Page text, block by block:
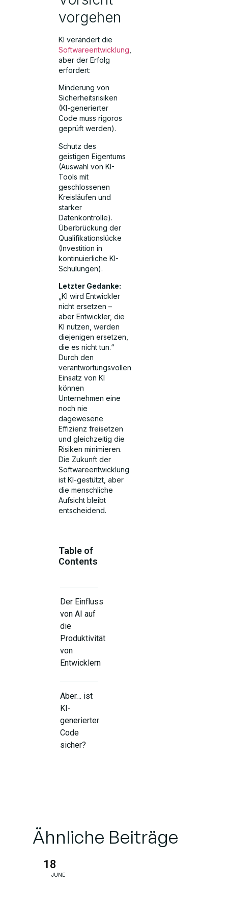
vorgehen
KI verändert die
Softwareentwicklung
aber der Erfolg
erfordert:
Minderung von
Sicherheitsrisiken
(KI-generierter
Code muss rigoros
geprüft werden).
Schutz des
geistigen Eigentums
(Auswahl von KI-
Tools mit
geschlossenen
Kreisläufen und
starker
Datenkontrolle).
Überbrückung der
Qualifikationslücke
(Investition in
kontinuierliche KI-
Schulungen).
Letzter Gedanke:
„KI wird Entwickler
nicht ersetzen –
aber Entwickler, die
KI nutzen, werden
diejenigen ersetzen,
die es nicht tun.“
Durch den
verantwortungsvollen
Einsatz von KI
können
Unternehmen eine
noch nie
dagewesene
Effizienz freisetzen
und gleichzeitig die
Risiken minimieren.
Die Zukunft der
Softwareentwicklung
ist KI-gestützt, aber
die menschliche
Aufsicht bleibt
entscheidend.
Table of
Contents
Der Einfluss
von AI auf
die
Produktivität
von
Entwicklern
Aber… ist
KI-
generierter
Code
sicher?
Verwirrung
Ähnliche Beiträge
18
JUNE